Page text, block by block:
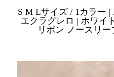
S M Lサイズ / 1カラー |
エクラグレロ | ホワイ
リボン ノースリ